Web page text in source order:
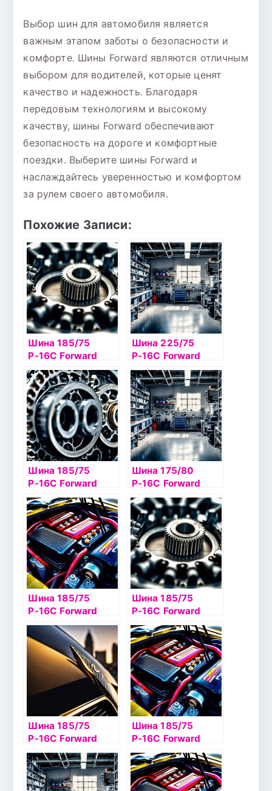
Выбор шин для автомобиля является
важным этапом заботы о безопасности и
комфорте. Шины Forward являются отличным
выбором для водителей, которые ценят
качество и надежность. Благодаря
передовым технологиям и высокому
качеству, шины Forward обеспечивают
безопасность на дороге и комфортные
поездки. Выберите шины Forward и
наслаждайтесь уверенностью и комфортом
за рулем своего автомобиля.
Похожие Записи:
Шина 185/75
Р-16С Forward
Professional 301 б/
к
Шина 225/75
Р-16С Forward
Professional 218 б/
к
Шина 185/75
Р-16С Forward
Professional 156 б/
к шип
Шина 175/80
Р-16С Forward
Professional 462 c
а/к
Шина 185/75
Р-16С Forward
Professional А-12с
а/к
Шина 185/75
Р-16С Forward
Professional 600
б/к
Шина 185/75
Р-16С Forward
Professional 170 б/
к/к
Шина 185/75
Р-16С Forward
Professional 600 с
а/к